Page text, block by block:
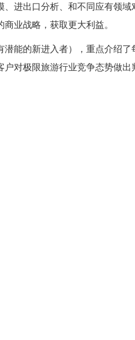
进出口分析、和不同应有领域
业战略，获取更大利益。
能的新进入者），重点介绍了
对极限旅游行业竞争态势做出